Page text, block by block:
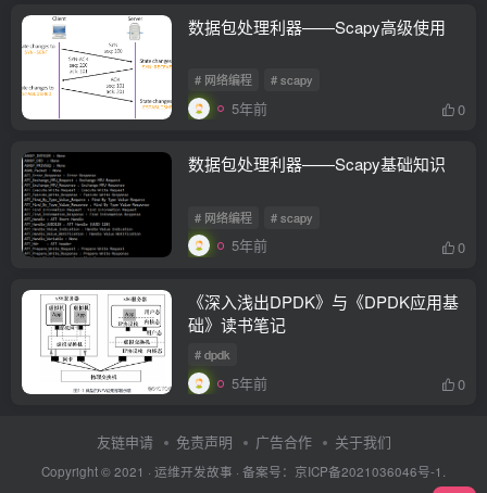
数据包处理利器——Scapy高级使用
# 网络编程 # scapy
5年前 0
数据包处理利器——Scapy基础知识
# 网络编程 # scapy
5年前 0
《深入浅出DPDK》与《DPDK应用基
础》读书笔记
# dpdk
5年前 0
友链申请 免责声明 广告合作 关于我们
Copyright © 2021 · 运维开发故事 · 备案号：京ICP备2021036046号-1.